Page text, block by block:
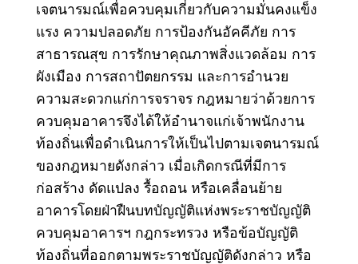
เจตนารมณ์เพื่อควบคุมเกี่ยวกับความมั่นคงแข็ง
แรง ความปลอดภัย การป้องกันอัคคีภัย การ
สาธารณสุข การรักษาคุณภาพสิ่งแวดล้อม การ
ผังเมือง การสถาปัตยกรรม และการอำนวย
ความสะดวกแก่การจราจร กฎหมายว่าด้วยการ
ควบคุมอาคารจึงได้ให้อำนาจแก่เจ้าพนักงาน
ท้องถิ่นเพื่อดำเนินการให้เป็นไปตามเจตนารมณ์
ของกฎหมายดังกล่าว เมื่อเกิดกรณีที่มีการ
ก่อสร้าง ดัดแปลง รื้อถอน หรือเคลื่อนย้าย
อาคารโดยฝ่าฝืนบทบัญญัติแห่งพระราชบัญญัติ
ควบคุมอาคารฯ กฎกระทรวง หรือข้อบัญญัติ
ท้องถิ่นที่ออกตามพระราชบัญญัติดังกล่าว หรือ